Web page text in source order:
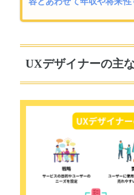
UXデザイナーの主